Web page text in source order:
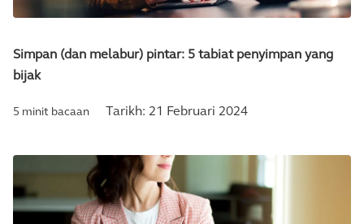
Simpan (dan melabur) pintar: 5 tabiat penyimpan yang
bijak
5 minit bacaan Tarikh: 21 Februari 2024